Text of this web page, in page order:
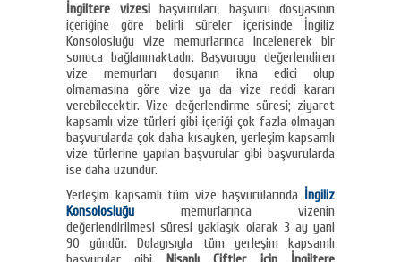
İngiltere vizesi başvuruları, başvuru dosyasının
içeriğine göre belirli süreler içerisinde İngiliz
Konsolosluğu vize memurlarınca incelenerek bir
sonuca bağlanmaktadır. Başvuruyu değerlendiren
vize memurları dosyanın ikna edici olup
olmamasına göre vize ya da vize reddi kararı
verebilecektir. Vize değerlendirme süresi; ziyaret
kapsamlı vize türleri gibi içeriği çok fazla olmayan
başvurularda çok daha kısayken, yerleşim kapsamlı
vize türlerine yapılan başvurular gibi başvurularda
ise daha uzundur.
Yerleşim kapsamlı tüm vize başvurularında İngiliz
Konsolosluğu memurlarınca vizenin
değerlendirilmesi süresi yaklaşık olarak 3 ay yani
90 gündür. Dolayısıyla tüm yerleşim kapsamlı